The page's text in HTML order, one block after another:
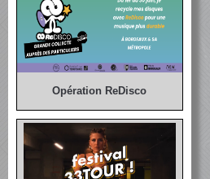
Opération ReDisco